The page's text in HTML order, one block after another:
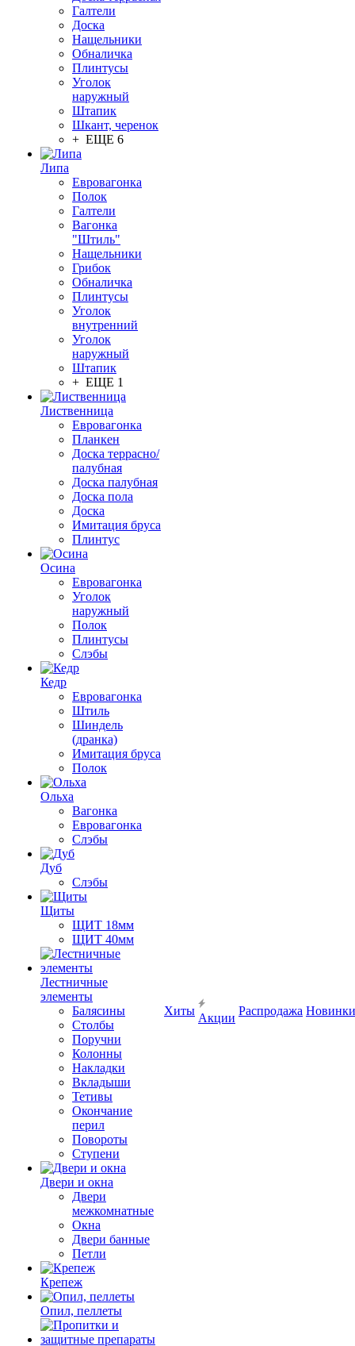
Галтели
Доска
Нащельники
Обналичка
Плинтусы
Уголок
наружный
Штапик
Шкант, черенок
+ ЕЩЕ 6
Липа
Евровагонка
Полок
Галтели
Вагонка
"Штиль"
Нащельники
Грибок
Обналичка
Плинтусы
Уголок
внутренний
Уголок
наружный
Штапик
+ ЕЩЕ 1
Лиственница
Евровагонка
Планкен
Доска террасно/
палубная
Доска палубная
Доска пола
Доска
Имитация бруса
Плинтус
Осина
Евровагонка
Уголок
наружный
Полок
Плинтусы
Слэбы
Кедр
Евровагонка
Штиль
Шиндель
(дранка)
Имитация бруса
Полок
Ольха
Вагонка
Евровагонка
Слэбы
Дуб
Слэбы
Щиты
ЩИТ 18мм
ЩИТ 40мм
Лестничные
элементы
Балясины
Столбы
Поручни
Колонны
Накладки
Вкладыши
Тетивы
Окончание
перил
Повороты
Ступени
Двери и окна
Двери
межкомнатные
Окна
Двери банные
Петли
Крепеж
Опил, пеллеты
Хиты
Акции
Распродажа Новинки